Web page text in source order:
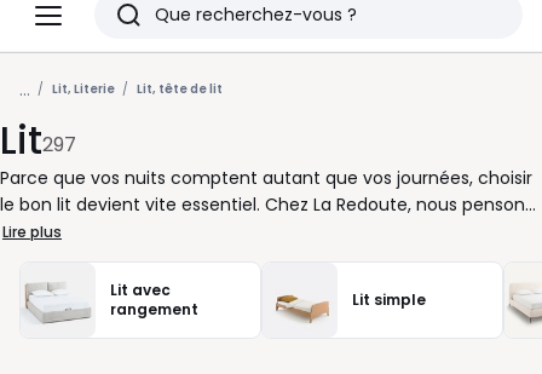
Menu
Redoute
Rechercher
Derniers
articles
... Lit, Literie Lit, tête de lit
Lit297
Parce que vos nuits comptent autant que vos journées, choisir
le bon lit devient vite essentiel. Chez La Redoute, nous pensons
chaque détail pour que votre chambre soit à la fois
accueillante et pratique. Un cadre soigné structure l’espace, un
matelas bien choisi soutient votre confort, et l’ensemble crée
cette sensation de bien-être immédiat quand vous vous
allongez. Vous aimez le style épuré ? Les modèles en bois clair
Lire plus
Lit avec
rangement
Lit simple